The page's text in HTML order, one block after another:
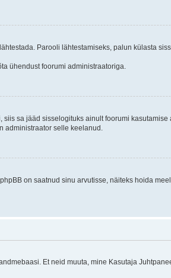
Parooli lähtestamiseks, palun külasta
ühendust foorumi administraatoriga.
siis sa jääd sisselogituks ainult foorumi
administraator selle keelanud.
on saatnud sinu arvutisse, näiteks hoida
Et neid muuta, mine Kasutaja